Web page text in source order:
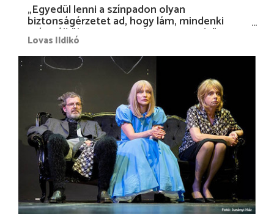
„Egyedül lenni a színpadon olyan
biztonságérzetet ad, hogy lám, mindenki
más nélkül is megvagyok magammal…”
Lovas Ildikó